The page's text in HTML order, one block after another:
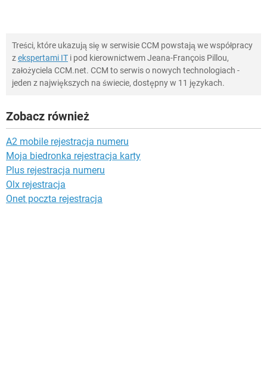
Treści, które ukazują się w serwisie CCM powstają we współpracy
zekspertami IT i pod kierownictwem Jeana-François Pillou,
założyciela CCM.net. CCM to serwis o nowych technologiach -
jeden z największych na świecie, dostępny w 11 językach.
Zobacz również
A2 mobile rejestracja numeru
Moja biedronka rejestracja karty
Plus rejestracja numeru
Olx rejestracja
Onet poczta rejestracja